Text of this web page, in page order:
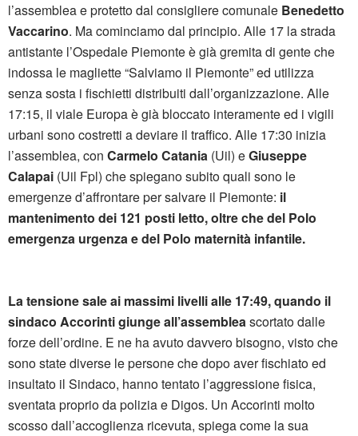
l’assemblea e protetto dal consigliere comunale Benedetto
Vaccarino. Ma cominciamo dal principio. Alle 17 la strada
antistante l’Ospedale Piemonte è già gremita di gente che
indossa le magliette “Salviamo il Piemonte” ed utilizza
senza sosta i fischietti distribuiti dall’organizzazione. Alle
17:15, il viale Europa è già bloccato interamente ed i vigili
urbani sono costretti a deviare il traffico. Alle 17:30 inizia
l’assemblea, con Carmelo Catania (Uil) eGiuseppe
Calapai (Uil Fpl) che spiegano subito quali sono le
emergenze d’affrontare per salvare il Piemonte: il
mantenimento dei 121 posti letto, oltre che del Polo
emergenza urgenza e del Polo maternità infantile.
La tensione sale ai massimi livelli alle 17:49, quando il
sindaco Accorinti giunge all’assembleascortato dalle
forze dell’ordine. E ne ha avuto davvero bisogno, visto che
sono state diverse le persone che dopo aver fischiato ed
insultato il Sindaco, hanno tentato l’aggressione fisica,
sventata proprio da polizia e Digos. Un Accorinti molto
scosso dall’accoglienza ricevuta, spiega come la sua